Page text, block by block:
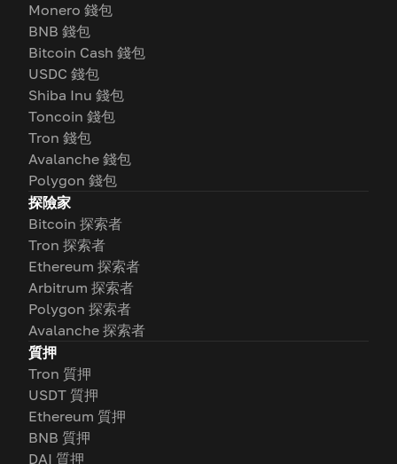
Monero 錢包
BNB 錢包
Bitcoin Cash 錢包
USDC 錢包
Shiba Inu 錢包
Toncoin 錢包
Tron 錢包
Avalanche 錢包
Polygon 錢包
探險家
Bitcoin 探索者
Tron 探索者
Ethereum 探索者
Arbitrum 探索者
Polygon 探索者
Avalanche 探索者
質押
Tron 質押
USDT 質押
Ethereum 質押
BNB 質押
DAI 質押